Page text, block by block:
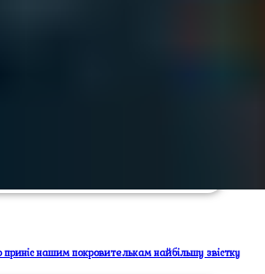
приніс нашим покровителькам найбільшу звістку